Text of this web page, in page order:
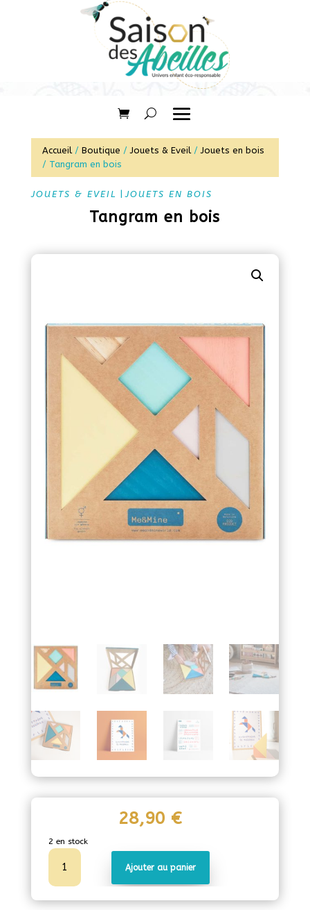
Accueil/ Boutique /Jouets & Eveil/Jouets en bois
/ Tangram en bois
JOUETS & EVEIL |JOUETS EN BOIS
Tangram en bois
28,90 €
2 en stock
quantité
Tangram
Ajouter au panier